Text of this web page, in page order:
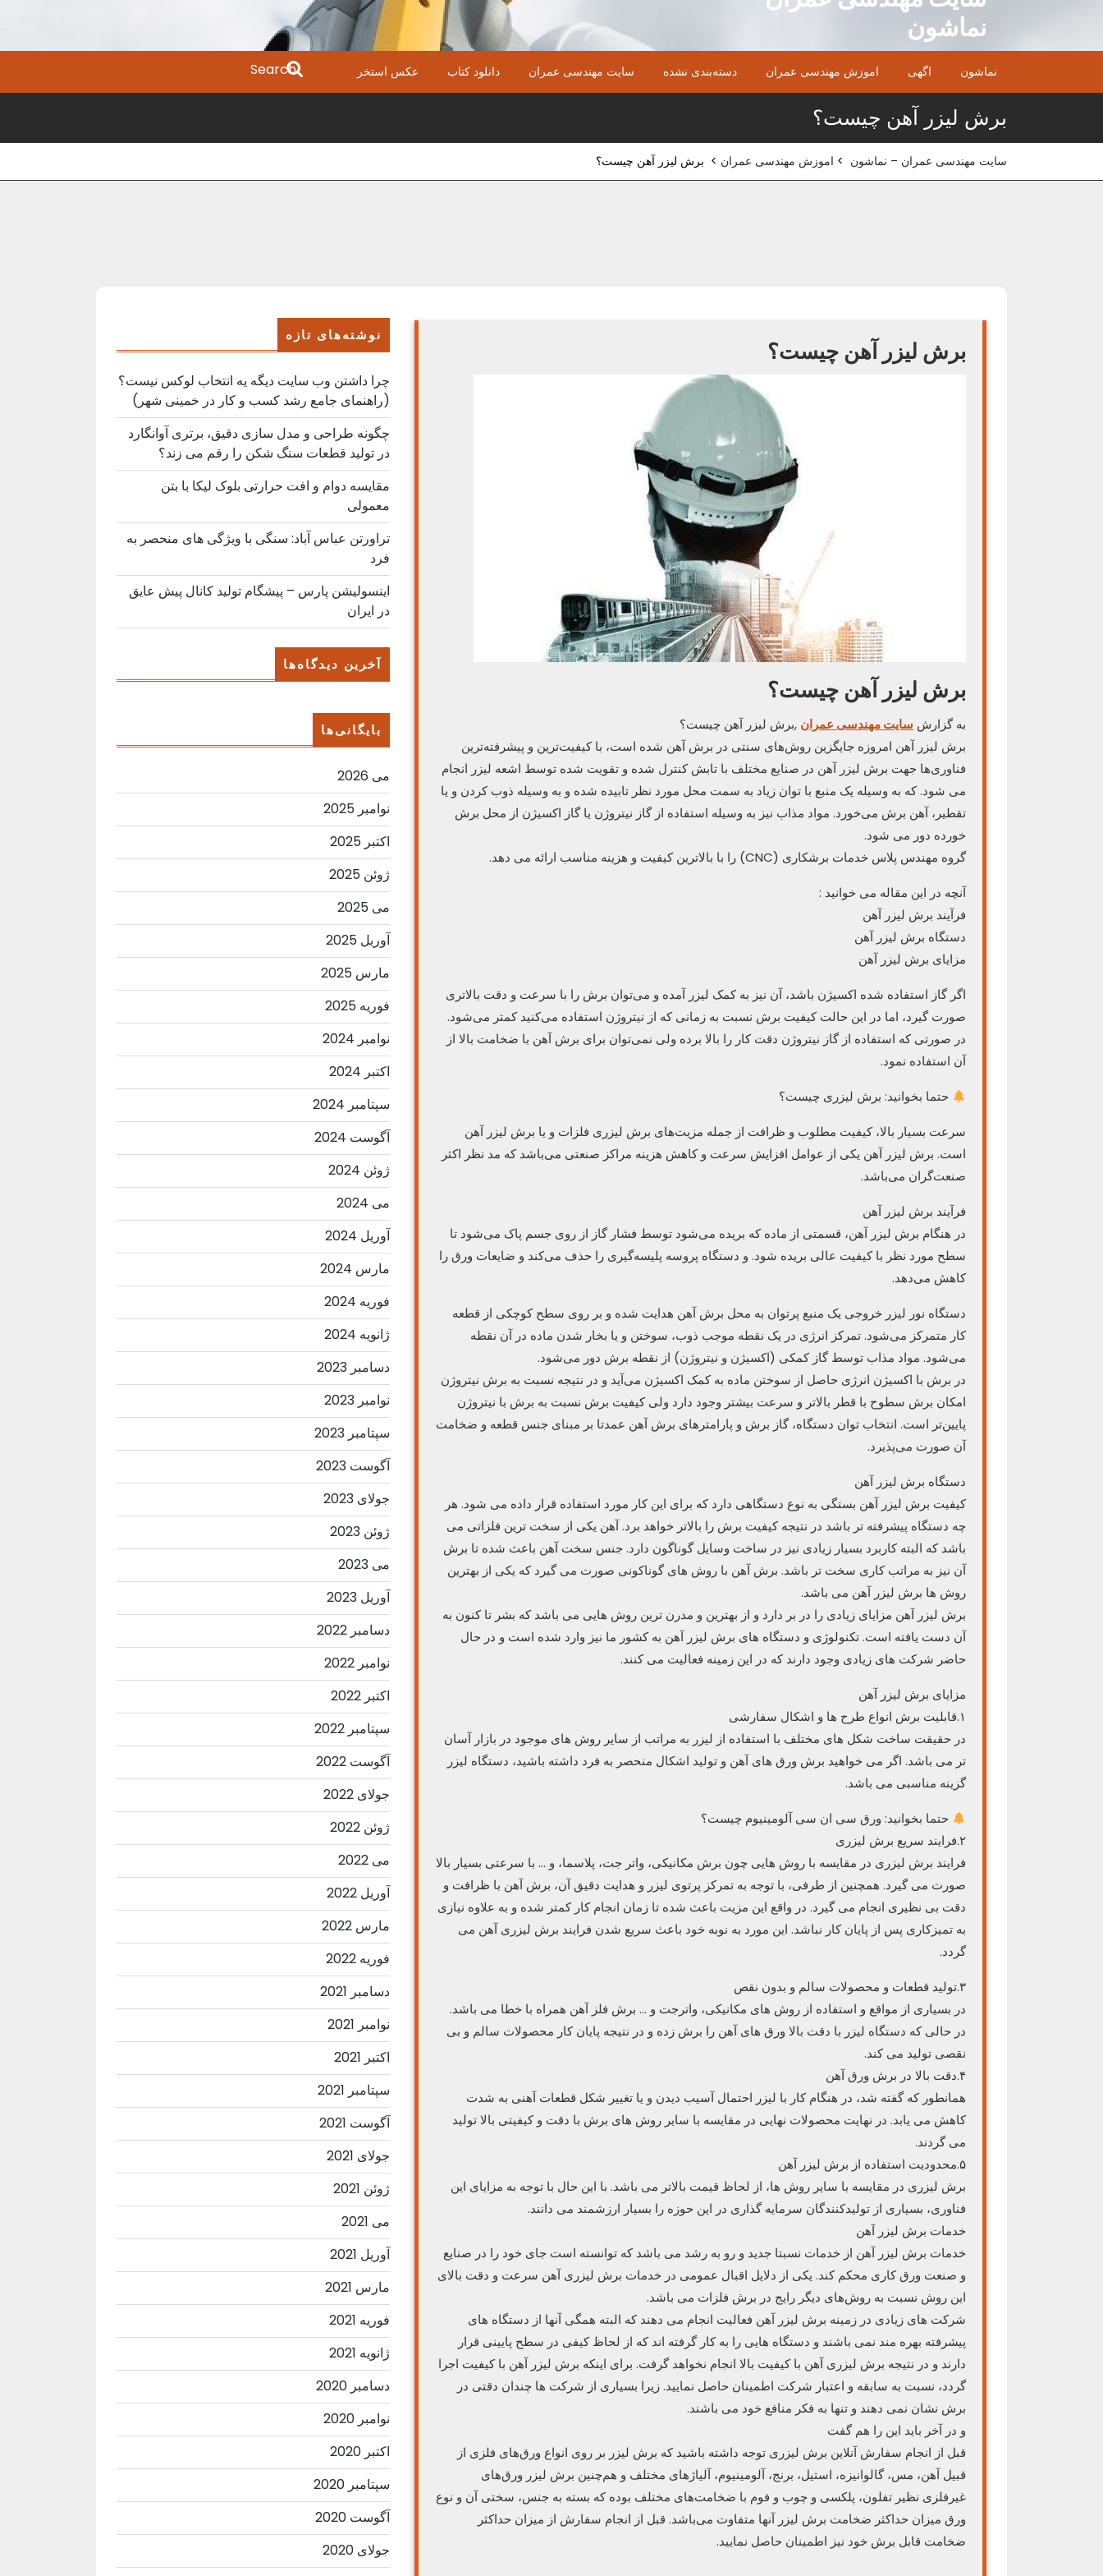
content
نماشون
نماشون اگهی اموزش مهندسی عمران دسته‌بندی نشده سایت مهندسی عمران دانلود کتاب عکس استخر
Search
for:
برش لیزر آهن چیست؟
سایت مهندسی عمران – نماشون > اموزش مهندسی عمران > برش لیزر آهن چیست؟
برش لیزر آهن چیست؟
برش لیزر آهن چیست؟
به گزارش سایت مهندسی عمران ,برش لیزر آهن چیست؟
برش لیزر آهن امروزه جایگزین روش‌های سنتی در برش آهن شده است، با کیفیت‌ترین و پیشرفته‌ترین
فناوری‌ها جهت برش لیزر آهن در صنایع مختلف با تابش کنترل شده و تقویت شده توسط اشعه لیزر انجام
می شود. که به وسیله یک منبع با توان زیاد به سمت محل مورد نظر تابیده شده و به وسیله ذوب کردن و یا
تقطیر، آهن برش می‌خورد. مواد مذاب نیز به وسیله استفاده از گاز نیتروژن یا گاز اکسیژن از محل برش
خورده دور می شود.
گروه مهندس پلاس خدمات برشکاری (CNC) را با بالاترین کیفیت و هزینه مناسب ارائه می دهد.
آنچه در این مقاله می خوانید :
فرآیند برش لیزر آهن
دستگاه برش لیزر آهن
مزایای برش لیزر آهن
اگر گاز استفاده شده اکسیژن باشد، آن نیز به کمک لیزر آمده و می‌توان برش را با سرعت و دقت بالاتری
صورت گیرد، اما در این حالت کیفیت برش نسبت به زمانی که از نیتروژن استفاده می‌کنید کمتر می‌شود.
در صورتی که استفاده از گاز نیتروژن دقت کار را بالا برده ولی نمی‌توان برای برش آهن با ضخامت بالا از
آن استفاده نمود.
حتما بخوانید: برش لیزری چیست؟
سرعت بسیار بالا، کیفیت مطلوب و ظرافت از جمله مزیت‌های برش لیزری فلزات و یا برش لیزر آهن
است. برش لیزر آهن یکی از عوامل افزایش سرعت و کاهش هزینه مراکز صنعتی می‌باشد که مد نظر اکثر
صنعت‌گران می‌باشد.
فرآیند برش لیزر آهن
در هنگام برش لیزر آهن، قسمتی از ماده که بریده می‌شود توسط فشار گاز از روی جسم پاک می‌شود تا
سطح مورد نظر با کیفیت عالی بریده شود. و دستگاه پروسه پلیسه‌گیری را حذف می‌کند و ضایعات ورق را
کاهش می‌دهد.
دستگاه نور لیزر خروجی یک منبع پرتوان به محل برش آهن هدایت شده و بر روی سطح کوچکی از قطعه
کار متمرکز می‌شود. تمرکز انرژی در یک نقطه موجب ذوب، سوختن و یا بخار شدن ماده در آن نقطه
می‌شود. مواد مذاب توسط گاز کمکی (اکسیژن و نیتروژن) از نقطه برش دور می‌شود.
در برش با اکسیژن انرژی حاصل از سوختن ماده به کمک اکسیژن می‌آید و در نتیجه نسبت به برش نیتروژن
امکان برش سطوح با قطر بالاتر و سرعت بیشتر وجود دارد ولی کیفیت برش نسبت به برش با نیتروژن
پایین‌تر است. انتخاب توان دستگاه، گاز برش و پارامترهای برش آهن عمدتا بر مبنای جنس قطعه و ضخامت
آن صورت می‌پذیرد.
دستگاه برش لیزر آهن
کیفیت برش لیزر آهن بستگی به نوع دستگاهی دارد که برای این کار مورد استفاده قرار داده می شود. هر
چه دستگاه پیشرفته تر باشد در نتیجه کیفیت برش را بالاتر خواهد برد. آهن یکی از سخت ترین فلزاتی می
باشد که البته کاربرد بسیار زیادی نیز در ساخت وسایل گوناگون دارد. جنس سخت آهن باعث شده تا برش
آن نیز به مراتب کاری سخت تر باشد. برش آهن با روش های گوناکونی صورت می گیرد که یکی از بهترین
روش ها برش لیزر آهن می باشد.
برش لیزر آهن مزایای زیادی را در بر دارد و از بهترین و مدرن ترین روش هایی می باشد که بشر تا کنون به
آن دست یافته است. تکنولوژی و دستگاه های برش لیزر آهن به کشور ما نیز وارد شده است و در حال
حاضر شرکت های زیادی وجود دارند که در این زمینه فعالیت می کنند.
مزایای برش لیزر آهن
۱.قابلیت برش انواع طرح ها و اشکال سفارشی
در حقیقت ساخت شکل های مختلف با استفاده از لیزر به مراتب از سایر روش های موجود در بازار آسان
تر می باشد. اگر می خواهید برش ورق های آهن و تولید اشکال منحصر به فرد داشته باشید، دستگاه لیزر
گزینه مناسبی می باشد.
حتما بخوانید: ورق سی ان سی آلومینیوم چیست؟
۲.فرایند سریع برش لیزری
فرایند برش لیزری در مقایسه با روش هایی چون برش مکانیکی، واتر جت، پلاسما، و … با سرعتی بسیار بالا
صورت می گیرد. همچنین از طرفی، با توجه به تمرکز پرتوی لیزر و هدایت دقیق آن، برش آهن با ظرافت و
دقت بی نظیری انجام می گیرد. در واقع این مزیت باعث شده تا زمان انجام کار کمتر شده و به علاوه نیازی
به تمیزکاری پس از پایان کار نباشد. این مورد به نوبه خود باعث سریع شدن فرایند برش لیزری آهن می
گردد.
۳.تولید قطعات و محصولات سالم و بدون نقص
در بسیاری از مواقع و استفاده از روش های مکانیکی، واترجت و … برش فلز آهن همراه با خطا می باشد.
در حالی که دستگاه لیزر با دقت بالا ورق های آهن را برش زده و در نتیجه پایان کار محصولات سالم و بی
نقصی تولید می کند.
۴.دقت بالا در برش ورق آهن
همانطور که گفته شد، در هنگام کار با لیزر احتمال آسیب دیدن و یا تغییر شکل قطعات آهنی به شدت
کاهش می یابد. در نهایت محصولات نهایی در مقایسه با سایر روش های برش با دقت و کیفیتی بالا تولید
می گردند.
۵.محدودیت استفاده از برش لیزر آهن
برش لیزری در مقایسه با سایر روش ها، از لحاظ قیمت بالاتر می باشد. با این حال با توجه به مزایای این
فناوری، بسیاری از تولیدکنندگان سرمایه گذاری در این حوزه را بسیار ارزشمند می دانند.
خدمات برش لیزر آهن
خدمات برش لیزر آهن از خدمات نسبتا جدید و رو به رشد می باشد که توانسته است جای خود را در صنایع
و صنعت ورق کاری محکم کند. یکی از دلایل اقبال عمومی در خدمات برش لیزری آهن سرعت و دقت بالای
این روش نسبت به روش‌های دیگر رایج در برش فلزات می باشد.
شرکت های زیادی در زمینه برش لیزر آهن فعالیت انجام می دهند که البته همگی آنها از دستگاه های
پیشرفته بهره مند نمی باشند و دستگاه هایی را به کار گرفته اند که از لحاظ کیفی در سطح پایینی قرار
دارند و در نتیجه برش لیزری آهن با کیفیت بالا انجام نخواهد گرفت. برای اینکه برش لیزر آهن با کیفیت اجرا
گردد، نسبت به سابقه و اعتبار شرکت اطمینان حاصل نمایید. زیرا بسیاری از شرکت ها چندان دقتی در
برش نشان نمی دهند و تنها به فکر منافع خود می باشند.
و در آخر باید این را هم گفت
قبل از انجام سفارش آنلاین برش لیزری توجه داشته باشید که برش لیزر بر روی انواع ورق‌های فلزی از
قبیل آهن، مس، گالوانیزه، استیل، برنج، آلومینیوم، آلیاژهای مختلف و هم‌چنین برش لیزر ورق‌های
غیرفلزی نظیر تفلون، پلکسی و چوب و فوم با ضخامت‌های مختلف بوده که بسته به جنس، سختی آن و نوع
ورق میزان حداکثر ضخامت برش لیزر آنها متفاوت می‌باشد. قبل از انجام سفارش از میزان حداکثر
ضخامت قابل برش خود نیز اطمینان حاصل نمایید.
نوشته‌های تازه
چرا داشتن وب سایت دیگه یه انتخاب لوکس نیست؟
(راهنمای جامع رشد کسب ‌و کار در خمینی ‌شهر)
چگونه طراحی و مدل سازی دقیق، برتری آوانگارد
در تولید قطعات سنگ شکن را رقم می زند؟
مقایسه دوام و افت حرارتی بلوک لیکا با بتن
معمولی
تراورتن عباس آباد: سنگی با ویژگی های منحصر به
فرد
اینسولیشن پارس – پیشگام تولید کانال پیش عایق
در ایران
آخرین دیدگاه‌ها
بایگانی‌ها
می 2026
نوامبر 2025
اکتبر 2025
ژوئن 2025
می 2025
آوریل 2025
مارس 2025
فوریه 2025
نوامبر 2024
اکتبر 2024
سپتامبر 2024
آگوست 2024
ژوئن 2024
می 2024
آوریل 2024
مارس 2024
فوریه 2024
ژانویه 2024
دسامبر 2023
نوامبر 2023
سپتامبر 2023
آگوست 2023
جولای 2023
ژوئن 2023
می 2023
آوریل 2023
دسامبر 2022
نوامبر 2022
اکتبر 2022
سپتامبر 2022
آگوست 2022
جولای 2022
ژوئن 2022
می 2022
آوریل 2022
مارس 2022
فوریه 2022
دسامبر 2021
نوامبر 2021
اکتبر 2021
سپتامبر 2021
آگوست 2021
جولای 2021
ژوئن 2021
می 2021
آوریل 2021
مارس 2021
فوریه 2021
ژانویه 2021
دسامبر 2020
نوامبر 2020
اکتبر 2020
سپتامبر 2020
آگوست 2020
جولای 2020